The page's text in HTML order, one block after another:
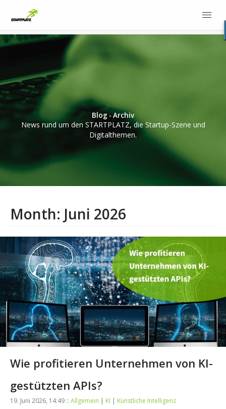
Blog - Archiv
News rund um den STARTPLATZ, die Startup-Szene und
Digitalthemen.
Month: Juni 2026
Wie profitieren Unternehmen von KI-
gestützten APIs?
19. Juni 2026, 14:49 :: Allgemein | KI | Künstliche Intelligenz